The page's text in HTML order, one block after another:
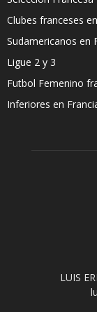
Clubes franceses
Sudamericanos en
Ligue 2 y 3
Futbol Femenino
Inferiores en
LUIS